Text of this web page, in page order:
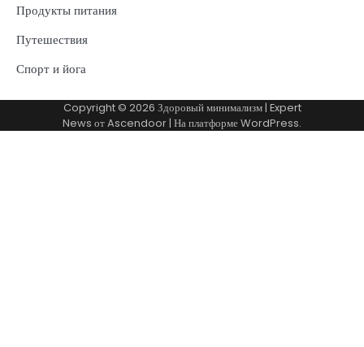
Продукты питания
Путешествия
Спорт и йога
Copyright © 2026 Здоровый минимализм| Expert
News отAscendoor| На платформеWordPress.